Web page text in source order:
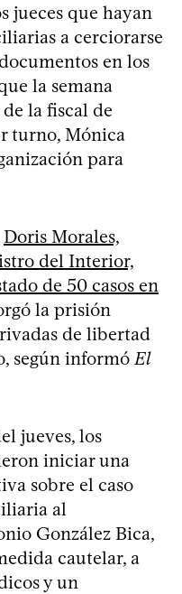
jueces que hayan
a cerciorarse
en los
la semana
la fiscal de
turno, Mónica
para
Doris Morales,
del Interior,
de 50 casos en
la prisión
de libertad
según informó El
jueves, los
iniciar una
sobre el caso
al
González Bica,
cautelar, a
y un